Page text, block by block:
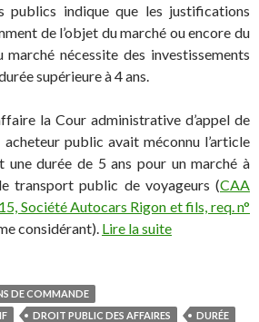
publics indique que les justifications
de l’objet du marché ou encore du
marché nécessite des investissements
supérieure à 4 ans.
la Cour administrative d’appel de
acheteur public avait méconnu l’article
une durée de 5 ans pour un marché à
transport public de voyageurs (CAA
Société Autocars Rigon et fils, req. n°
considérant). Lire la suite
DE COMMANDE
DROIT PUBLIC DES AFFAIRES
DURÉE